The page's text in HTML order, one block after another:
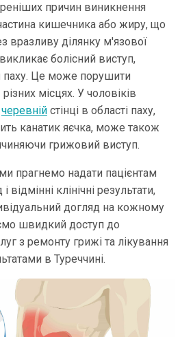
причин виникнення
кишечника або жиру, що
вразливу ділянку м'язової
болісний виступ,
паху. Це може порушити
місцях. У чоловіків
черевнійстінці в області паху,
канатик яєчка, може також
грижовий виступ.
прагнемо надати пацієнтам
відмінні клінічні результати,
догляд на кожному
швидкий доступ до
з ремонту грижі та лікування
в Туреччині.